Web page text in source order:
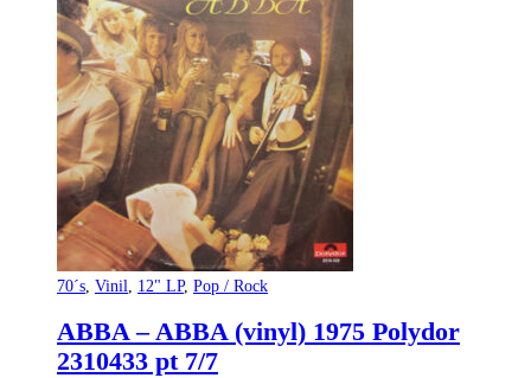
70´s, Vinil, 12" LP, Pop / Rock
ABBA – ABBA (vinyl) 1975 Polydor
2310433 pt 7/7